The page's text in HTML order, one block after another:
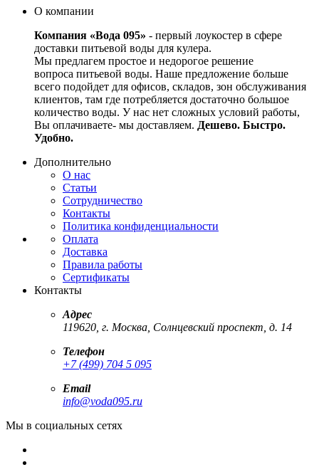
О компании
Компания «Вода 095» - первый лоукостер в сфере
доставки питьевой воды для кулера.
Мы предлагем простое и недорогое решение
вопроса питьевой воды. Наше предложение больше
всего подойдет для офисов, складов, зон обслуживания
клиентов, там где потребляется достаточно большое
количество воды. У нас нет сложных условий работы,
Вы оплачиваете- мы доставляем. Дешево. Быстро.
Удобно.
Дополнительно
О нас
Статьи
Сотрудничество
Контакты
Политика конфиденциальности
Оплата
Доставка
Правила работы
Сертификаты
Контакты
Адрес
119620 г. Москва Солнцевский проспект, д. 14
Телефон
+7 (499) 704 5 095
Email
info@voda095.ru
Мы в социальных сетях